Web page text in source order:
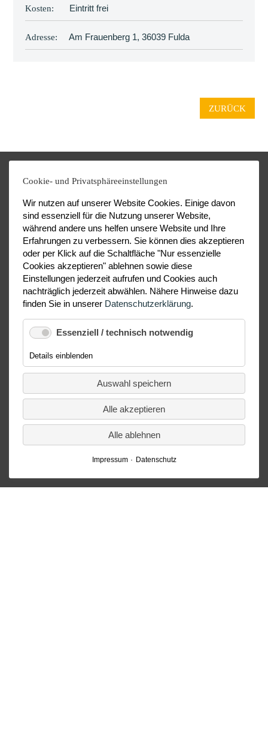
Kosten: Eintritt frei
Adresse: Am Frauenberg 1, 36039 Fulda
ZURÜCK
Cookie- und Privatsphäreeinstellungen
Wir nutzen auf unserer Website Cookies. Einige davon
sind essenziell für die Nutzung unserer Website,
während andere uns helfen unsere Website und Ihre
Erfahrungen zu verbessern. Sie können dies akzeptieren
oder per Klick auf die Schaltfläche "Nur essenzielle
Cookies akzeptieren" ablehnen sowie diese
Einstellungen jederzeit aufrufen und Cookies auch
nachträglich jederzeit abwählen. Nähere Hinweise dazu
finden Sie in unserer Datenschutzerklärung.
Essenziell / technisch notwendig
Details einblendenfür
Essenziell
technisch
notwendig
Auswahl speichern
Alle akzeptieren
Alle ablehnen
Impressum Datenschutz